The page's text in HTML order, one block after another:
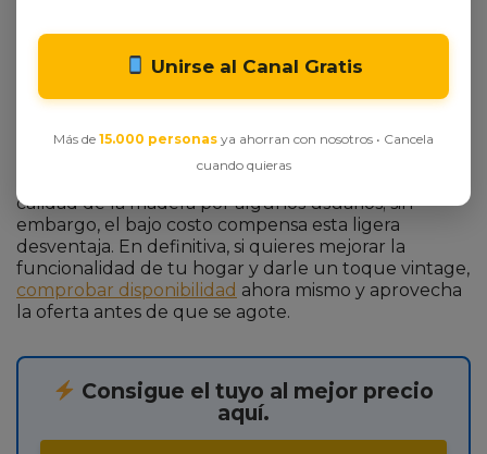
imbatible. Si buscas una solución práctica para
organizar tu entrada o salón sin sacrificar diseño,
esta mesa es una opción que cumple con creces. El
descuento del 48 % la convierte en una compra
valoración de 4.6 / 5 basada en más de mil opiniones.
calidad de la madera por algunos usuarios; sin
embargo, el bajo costo compensa esta ligera
desventaja. En definitiva, si quieres mejorar la
funcionalidad de tu hogar y darle un toque vintage,
comprobar disponibilidad ahora mismo y aprovecha
la oferta antes de que se agote.
Consigue el tuyo al mejor precio
aquí.
Unirse al Canal Gratis
Más de 15.000 personas ya ahorran con nosotros • Cancela
cuando quieras